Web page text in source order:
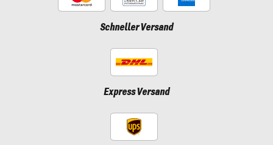
Schneller Versand
Express Versand